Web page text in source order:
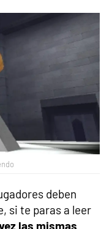
deben
si te paras a leer
las mismas